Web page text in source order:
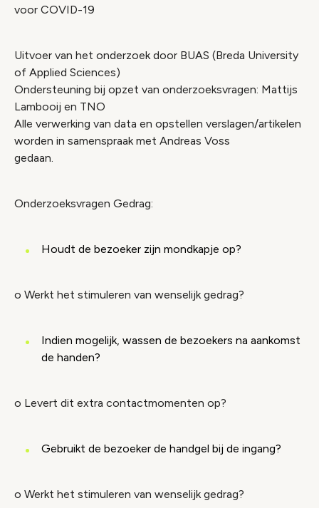
voor COVID-19
Uitvoer van het onderzoek door BUAS (Breda University
of Applied Sciences)
Ondersteuning bij opzet van onderzoeksvragen: Mattijs
Lambooij en TNO
Alle verwerking van data en opstellen verslagen/artikelen
worden in samenspraak met Andreas Voss
gedaan.
Onderzoeksvragen Gedrag:
Houdt de bezoeker zijn mondkapje op?
o Werkt het stimuleren van wenselijk gedrag?
Indien mogelijk, wassen de bezoekers na aankomst
de handen?
o Levert dit extra contactmomenten op?
Gebruikt de bezoeker de handgel bij de ingang?
o Werkt het stimuleren van wenselijk gedrag?